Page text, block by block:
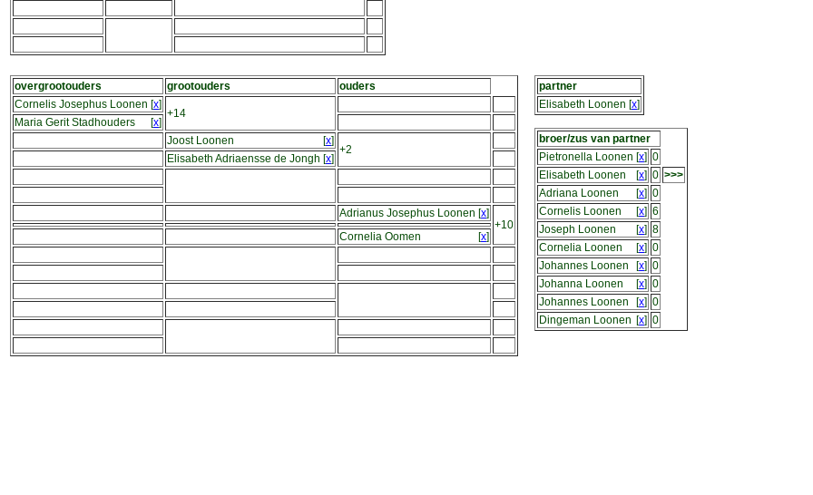
overgrootouders grootouders
ouders
Cornelis Josephus Loonen [x]
+14
Maria Gerit Stadhouders [x]
Joost Loonen
[x]
+2
Elisabeth Adriaensse de Jongh [x]
Adrianus Josephus Loonen [x]
+10
Cornelia Oomen
[x]
partner
Elisabeth Loonen [x]
broer/zus van partner
Pietronella Loonen [x] 0
Elisabeth Loonen
[x] 0 >>>
Adriana Loonen
[x] 0
Cornelis Loonen
[x] 6
Joseph Loonen
[x] 8
Cornelia Loonen
[x] 0
Johannes Loonen
[x] 0
Johanna Loonen
[x] 0
Johannes Loonen
[x] 0
Dingeman Loonen [x] 0